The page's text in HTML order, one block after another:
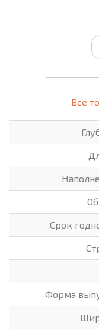
Все
Срок
Форма